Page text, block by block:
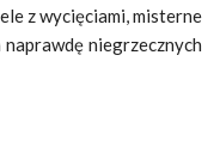
z wycięciami, misterne
niegrzecznych